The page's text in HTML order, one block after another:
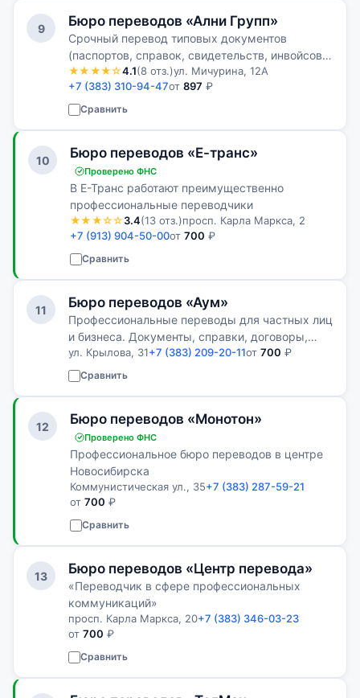
9 Бюро переводов «Ални Групп»
Срочный перевод типовых документов
(паспортов, справок, свидетельств, инвойсов и
т. п.)
★★★★☆4.1(8 отз.)ул. Мичурина, 12А
+7 (383) 310-94-47от 897 ₽
Сравнить
10 Бюро переводов «Е-транс»
Проверено ФНС
В Е-Транс работают преимущественно
профессиональные переводчики
★★★☆☆3.4(13 отз.)просп. Карла Маркса, 2
+7 (913) 904-50-00от 700 ₽
Сравнить
11 Бюро переводов «Аум»
Профессиональные переводы для частных лиц
и бизнеса. Документы, справки, договоры,
нотариальное заверение и апостиль.
ул. Крылова, 31+7 (383) 209-20-11от 700 ₽
Сравнить
12 Бюро переводов «Монотон»
Проверено ФНС
Профессиональное бюро переводов в центре
Новосибирска
Коммунистическая ул., 35+7 (383) 287-59-21
от 700 ₽
Сравнить
13 Бюро переводов «Центр перевода»
«Переводчик в сфере профессиональных
коммуникаций»
просп. Карла Маркса, 20+7 (383) 346-03-23
от 700 ₽
Сравнить